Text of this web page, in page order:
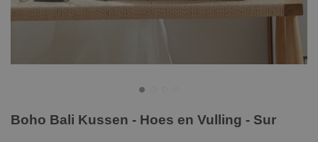
Boho Bali Kussen - Hoes en Vulling - Sur